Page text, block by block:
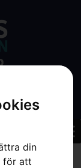
din
för att